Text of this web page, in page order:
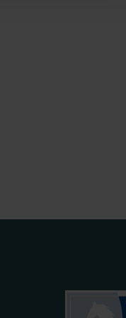
längerfristig
dass die USA als
Risiko, dass US-